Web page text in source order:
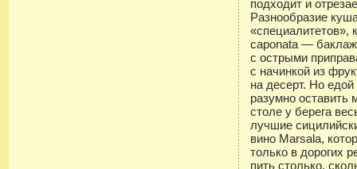
подходит и
Разнообразие
«специалитетов»,
caponata —
с острыми
с начинкой из
на десерт. Но
разумно оставить
столе у берега
лучшие
вино Marsala,
только в дорогих
пить столько,